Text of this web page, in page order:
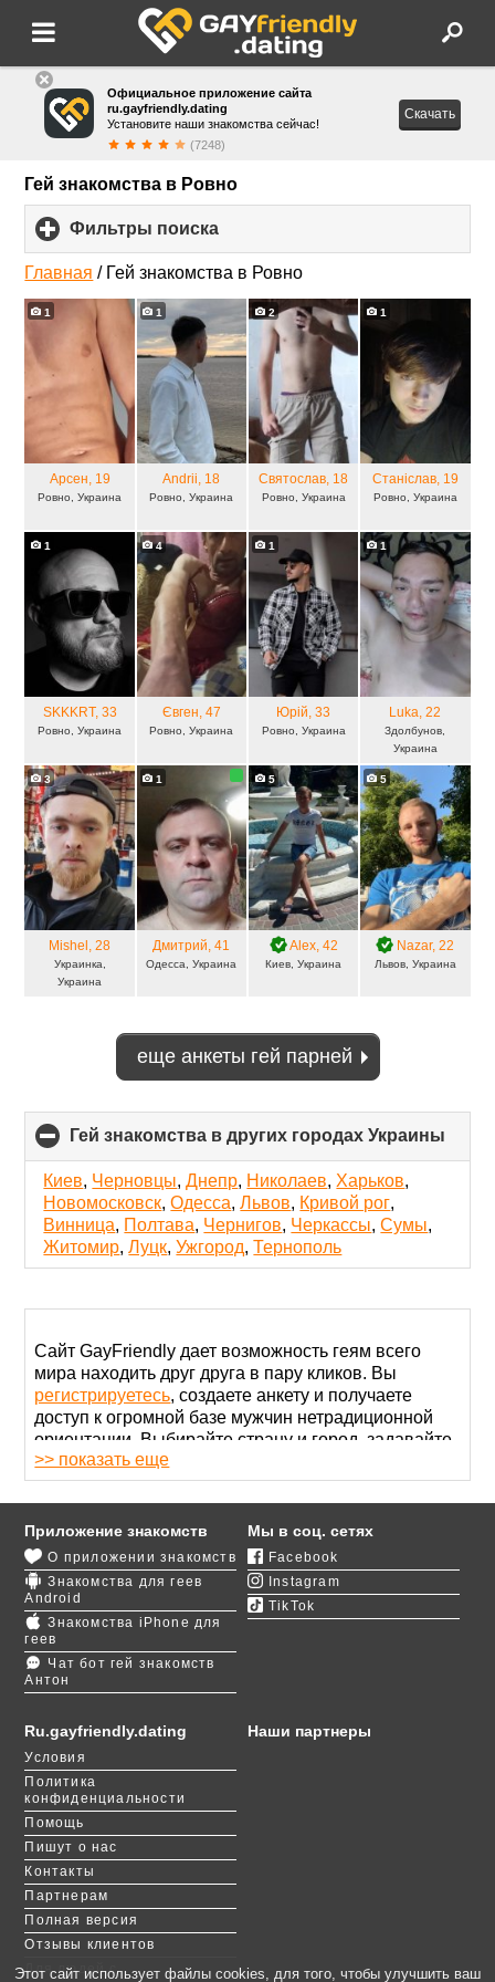
Официальное приложение сайта
ru.gayfriendly.dating
Установите наши знакомства сейчас!
(7248)
Скачать
Гей знакомства в Ровно
Фильтры поиска
to
expand
contents
Главная / Гей знакомства в Ровно
1
Арсен, 19
Ровно, Украина
1
Andrii, 18
Ровно, Украина
2
Святослав, 18
Ровно, Украина
1
Станіслав, 19
Ровно, Украина
1
SKKKRT, 33
Ровно, Украина
4
Євген, 47
Ровно, Украина
1
Юрій, 33
Ровно, Украина
1
Luka, 22
Здолбунов,
Украина
3
Mishel , 28
Украинка,
Украина
1
Дмитрий, 41
Одесса, Украина
5
Alex, 42
Киев, Украина
5
Nazar, 22
Львов, Украина
еще анкеты гей парней
Гей знакомства в других городах Украины
to
Киев, Черновцы,Днепр, Николаев, Харьков,
Новомосковск,Одесса,Львов, Кривой рог,
Винница, Полтава, Чернигов, Черкассы,Сумы,
Житомир,Луцк,Ужгород,Тернополь
Сайт GayFriendly дает возможность геям всего
мира находить друг друга в пару кликов. Вы
регистрируетесь, создаете анкету и получаете
доступ к огромной базе мужчин нетрадиционной
ориентации. Выбирайте страну и город, задавайте
другие параметры и общайтесь со своими
идеальными партнерами.
Для гей знакомства в Ровно вам даже не нужно
ничего вводить. Мы уже отобрали для вас
симпатичных ребят, открытых для общения. После
регистрации вы сможете написать кому-нибудь,
наставить лайков понравившимся пользователям,
поиграть в «
Мы надеемся, что вы будете не только
понравившимся мужчиной вживую. Подскажем
романтического свидания: уникальный памятник
природы «Тоннель любви» в Ровенском районе.
Вы точно покорите сердце своего нового
знакомого.
>> показать еще
Ru.gayfriendly.dating
Условия
Политика
конфиденциальности
Помощь
Пишут о нас
Контакты
Партнерам
Полная версия
Отзывы клиентов
Для людей с
Приложение знакомств
О приложении знакомств
Знакомства для геев
Android
Знакомства iPhone для
геев
Чат бот гей знакомств
Антон
Мы в соц. сетях
Facebook
Instagram
TikTok
Наши партнеры
Этот сайт использует файлы cookies, для того, чтобы улучшить ваш